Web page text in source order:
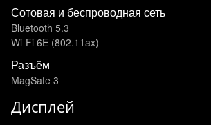
Сотовая и беспроводная сеть
Bluetooth 5.3
Wi-Fi 6E (802.11ax)
Разъём
MagSafe 3
Дисплей